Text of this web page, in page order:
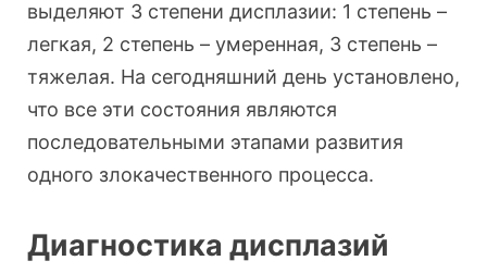
выделяют 3 степени дисплазии: 1 степень –
легкая, 2 степень – умеренная, 3 степень –
тяжелая. На сегодняшний день установлено,
что все эти состояния являются
последовательными этапами развития
одного злокачественного процесса.
Диагностика дисплазий